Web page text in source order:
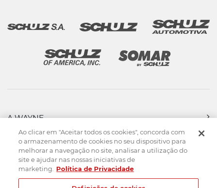
A WAYNE
PRODUTOS
FORÇA DE VENDAS
ASSISTÊNCIA TÉCNICA
DOWNLOADS
CONTATO
Ao clicar em "Aceitar todos os cookies", concorda com
o armazenamento de cookies no seu dispositivo para
melhorar a navegação no site, analisar a utilização do
site e ajudar nas nossas iniciativas de
marketing.
Política de Privacidade